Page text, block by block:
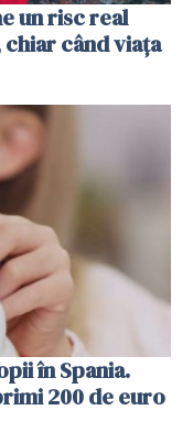
un risc real
când viața
în Spania.
200 de euro